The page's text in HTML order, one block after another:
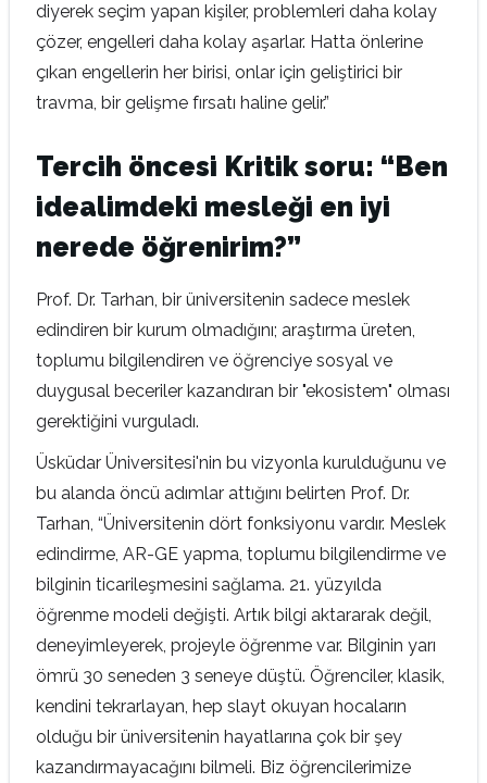
diyerek seçim yapan kişiler, problemleri daha kolay
çözer, engelleri daha kolay aşarlar. Hatta önlerine
çıkan engellerin her birisi, onlar için geliştirici bir
travma, bir gelişme fırsatı haline gelir.”
Tercih öncesi Kritik soru: “Ben
idealimdeki mesleği en iyi
nerede öğrenirim?”
Prof. Dr. Tarhan, bir üniversitenin sadece meslek
edindiren bir kurum olmadığını; araştırma üreten,
toplumu bilgilendiren ve öğrenciye sosyal ve
duygusal beceriler kazandıran bir "ekosistem" olması
gerektiğini vurguladı.
Üsküdar Üniversitesi'nin bu vizyonla kurulduğunu ve
bu alanda öncü adımlar attığını belirten Prof. Dr.
Tarhan, “Üniversitenin dört fonksiyonu vardır. Meslek
edindirme, AR-GE yapma, toplumu bilgilendirme ve
bilginin ticarileşmesini sağlama. 21. yüzyılda
öğrenme modeli değişti. Artık bilgi aktararak değil,
deneyimleyerek, projeyle öğrenme var. Bilginin yarı
ömrü 30 seneden 3 seneye düştü. Öğrenciler, klasik,
kendini tekrarlayan, hep slayt okuyan hocaların
olduğu bir üniversitenin hayatlarına çok bir şey
kazandırmayacağını bilmeli. Biz öğrencilerimize